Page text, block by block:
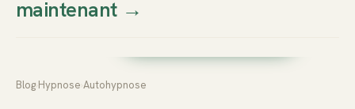
Thierry
Prendre rendez-vous dès
maintenant→
Blog Hypnose Autohypnose